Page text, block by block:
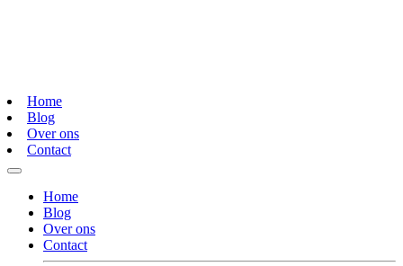
Home
Blog
Over ons
Contact
Home
Blog
Over ons
Contact